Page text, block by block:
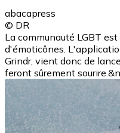
abacapress
© DR
La communauté LGBT
d'émoticônes.
Grindr, vient donc de
feront sûrement